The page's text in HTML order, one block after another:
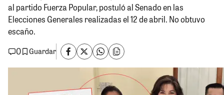
al partido Fuerza Popular, postuló al Senado en las
Elecciones Generales realizadas el 12 de abril. No obtuvo
escaño.
0
Guardar